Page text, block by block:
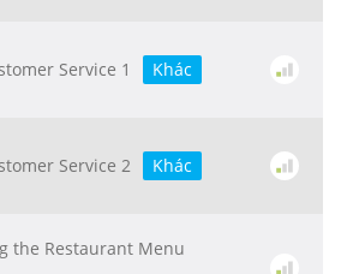
Service 1 Khác
Service 2 Khác
the Restaurant Menu